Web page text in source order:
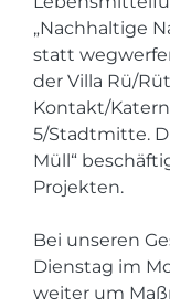
„Nachhaltige
statt
der Villa Rü/
Kontakt/
5/Stadtmitte.
Müll“
Projekten.
Bei unseren
Dienstag im
weiter um